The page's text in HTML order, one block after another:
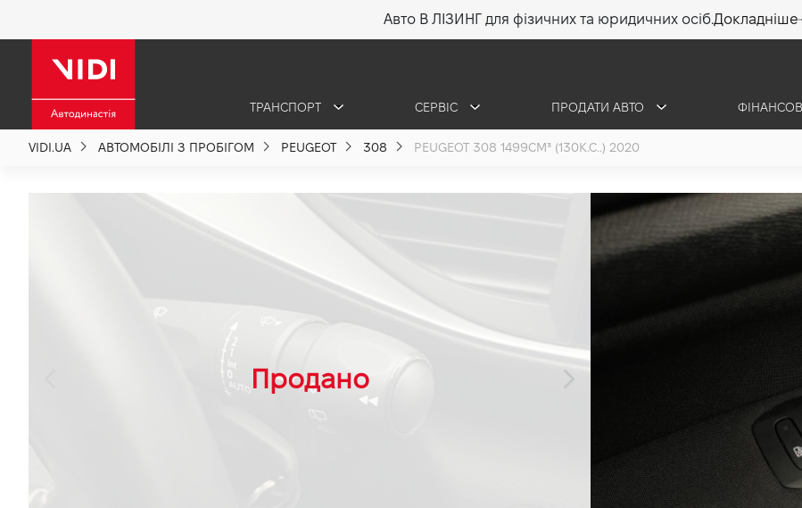
Авто В ЛІЗИНГ для фізичних та юридичних осіб.Докладніше
ТРАНСПОРТ СЕРВІС ПРОДАТИ АВТО
VIDI.UA АВТОМОБІЛІ З ПРОБІГОМ PEUGEOT 308 PEUGEOT 308 1499СМ³ (130К.С..) 2020
Peugeot 308
1.5 (130 к.с.) 2020
Дизель, 1.5 л
Адаптивний круїз
Датчик втоми водія
Бортовий комп'ютер
Бездротова зарядка для
Про компанію